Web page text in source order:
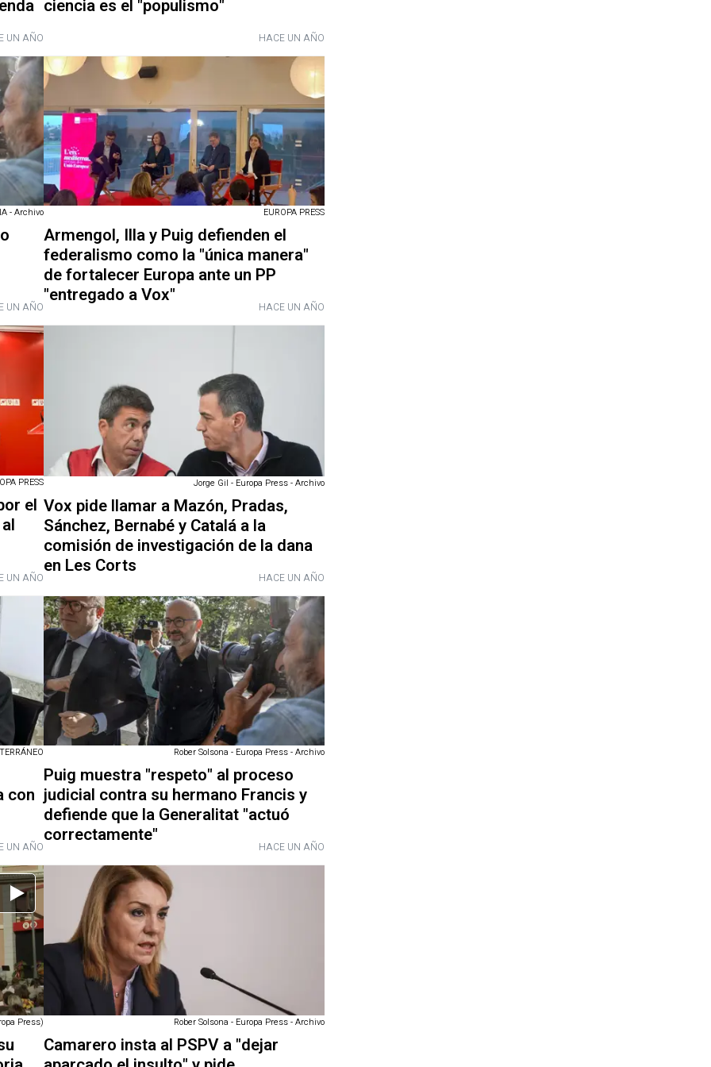
UN AÑO
ciencia es el "populismo"
HACE UN AÑO
- Archivo
UN AÑO
EUROPA PRESS
Armengol, Illa y Puig defienden el
federalismo como la "única manera"
de fortalecer Europa ante un PP
"entregado a Vox"
HACE UN AÑO
PRESS
el
UN AÑO
Jorge Gil - Europa Press - Archivo
Vox pide llamar a Mazón, Pradas,
Sánchez, Bernabé y Catalá a la
comisión de investigación de la dana
en Les Corts
HACE UN AÑO
con
UN AÑO
Rober Solsona - Europa Press - Archivo
Puig muestra "respeto" al proceso
judicial contra su hermano Francis y
defiende que la Generalitat "actuó
correctamente"
HACE UN AÑO
Press) Rober Solsona - Europa Press - Archivo
Camarero insta al PSPV a "dejar